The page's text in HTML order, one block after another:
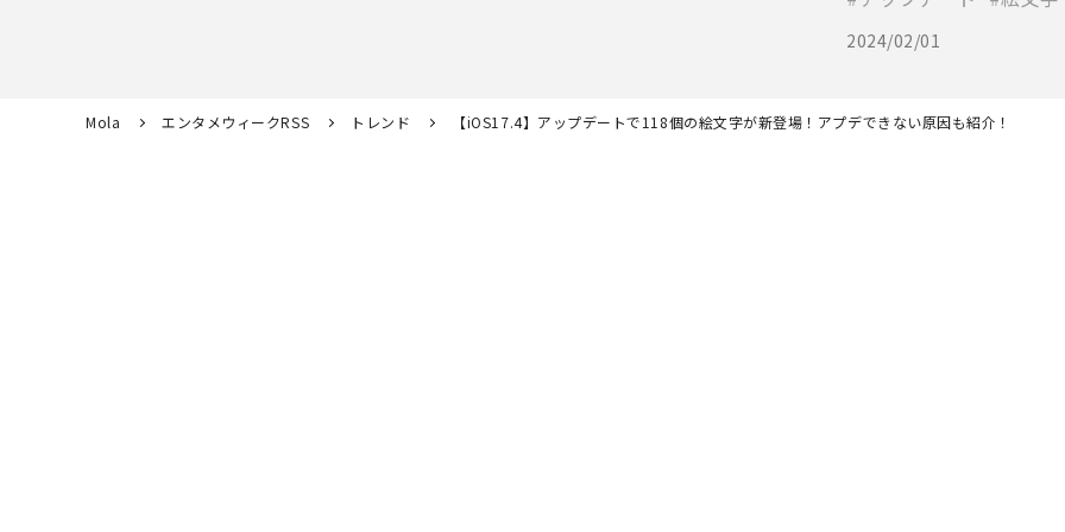
2024/02/01
Mola エンタメウィークRSS トレンド 【iOS17.4】アップデートで118個の絵文字が新登場！アプデできない原因も紹介！